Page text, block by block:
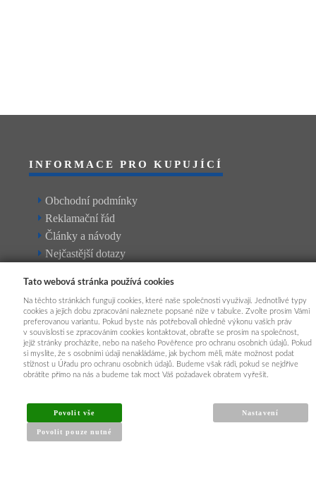
INFORMACE PRO KUPUJÍCÍ
Obchodní podmínky
Reklamační řád
Články a návody
Nejčastější dotazy
Tato webová stránka používá cookies
Na těchto stránkách fungují cookies, které naše společnosti využívají. Jednotlivé typy
cookies a jejich dobu zpracování naleznete popsané níže v tabulce. Zvolte prosím Vámi
preferovanou variantu. Pokud byste nás potřebovali ohledně výkonu vašich práv
v souvislosti se zpracováním cookies kontaktovat, obraťte se prosím na společnost,
jejíž stránky procházíte, nebo na našeho Pověřence pro ochranu osobních údajů. Pokud
si myslíte, že s osobními údaji nenakládáme, jak bychom měli, máte možnost podat
stížnost u Úřadu pro ochranu osobních údajů. Budeme však rádi, pokud se nejdříve
obrátíte přímo na nás a budeme tak moct Váš požadavek obratem vyřešit.
Povolit vše
Povolit pouze nutné
Nastavení